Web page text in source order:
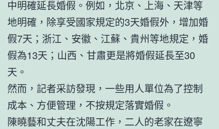
中明確延長婚假。例如，北京、上海、天津等
地明確，除享受國家規定的3天婚假外，增加婚
假7天；浙江、安徽、江蘇、貴州等地規定，婚
假為13天；山西、甘肅更是將婚假延長至30
天。
然而，記者采訪發現，一些用人單位為了控制
成本、方便管理，不按規定落實婚假。
陳曉藝和丈夫在沈陽工作，二人的老家在遼寧